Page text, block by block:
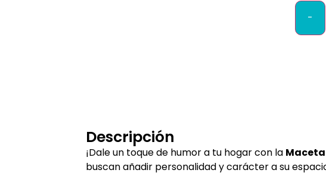
Descripción
¡Dale un toque de humor a tu hogar con la
buscan añadir personalidad y carácter a su